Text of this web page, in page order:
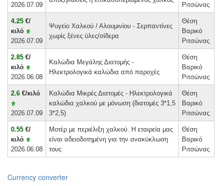
Σύγκριση τιμών μεταξύ αγοραστών και
Ιστορικά δεδομένα και ανάλυση των
Ευέλικτα φίλτρα ανά χρονική περίοδο και
περιοχή
Πρόσβαση σε πιο αναλυτικά δεδομένα για
την αγορά σκραπ χαλκού
Προσθέστε ζωντανές τιμές στον ιστότοπό
Με τοScraprice PRO widgetμπορείτε να
πραγματικό χρόνο
2026.07.09
Ριτσώνας
4.25 €/
κιλό
2026.07.09
Ψυγείο Xαλκού / Αλουμινίου - Σερπαντίνες
χωρίς ξένες ύλες/σίδερα
Θέση
Βαρικό
Ριτσώνας
2.85 €/
κιλό
2026.06.08
Καλώδια Μεγάλης Διατομής -
Ηλεκτρολογικά καλώδια από παροχές
Θέση
Βαρικό
Ριτσώνας
2.6 €/κιλό
2026.07.09
Καλώδια Μικρές Διατομές - Ηλεκτρολογικά
καλώδια χαλκού με μόνωση (διατομές 3*1,5
3*2,5)
Θέση
Βαρικό
Ριτσώνας
0.55 €/
κιλό
2026.06.08
Μοτέρ με περιέλιξη χαλκού. Η εταιρεία μας
είναι αδειοδοτημένη για την ανακύκλωση
τους
Θέση
Βαρικό
Ριτσώνας
Currency converter